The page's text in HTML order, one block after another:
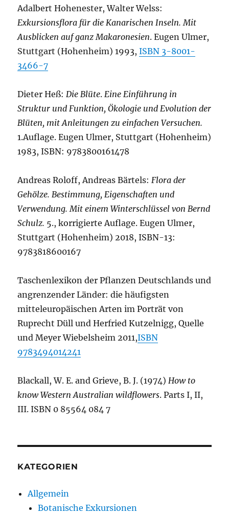
Adalbert Hohenester, Walter Welss:
Exkursionsflora für die Kanarischen Inseln. Mit
Ausblicken auf ganz Makaronesien. Eugen Ulmer,
Stuttgart (Hohenheim) 1993,ISBN 3-8001-
3466-7
Dieter Heß:Die Blüte. Eine Einführung in
Struktur und Funktion, Ökologie und Evolution der
Blüten, mit Anleitungen zu einfachen Versuchen.
1.Auflage. Eugen Ulmer, Stuttgart (Hohenheim)
1983, ISBN: 9783800161478
Andreas Roloff, Andreas Bärtels:Flora der
Gehölze. Bestimmung, Eigenschaften und
Verwendung. Mit einem Winterschlüssel von Bernd
Schulz. 5., korrigierte Auflage. Eugen Ulmer,
Stuttgart (Hohenheim) 2018, ISBN-13:
9783818600167
Taschenlexikon der Pflanzen Deutschlands und
angrenzender Länder: die häufigsten
mitteleuropäischen Arten im Porträt von
Ruprecht Düll und Herfried Kutzelnigg, Quelle
und Meyer Wiebelsheim 2011,ISBN
9783494014241
Blackall, W. E. and Grieve, B. J. (1974)How to
know Western Australian wildflowers. Parts I, II,
III. ISBN 0 85564 084 7
KATEGORIEN
Allgemein
Botanische Exkursionen